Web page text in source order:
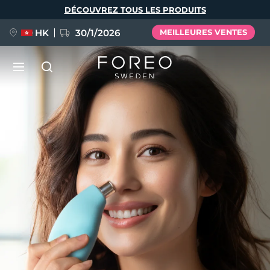
DÉCOUVREZ TOUS LES PRODUITS
HK 30/1/2026 MEILLEURES VENTES
NOUVEAU
FLIP™ play advanced
POPULAIRE
LUNA™ 4
Anti-aging massage
LUNA™ 4 Plus
Anti-aging massage, LED heating
LUNA™ 4 Men
For men, anti-aging massage
LUNA™ 4 mini
BEAR™ 2
Microcurrent toning device
BEAR™ 2 go
UFO™ 3
Deep facial hydration device
FAQ™ Dual LED Panel
Langue
English Deutsch
Español
Français
Italiano
Português
Polski
Svenska
Русский
Türkçe
简体中文 繁體中文